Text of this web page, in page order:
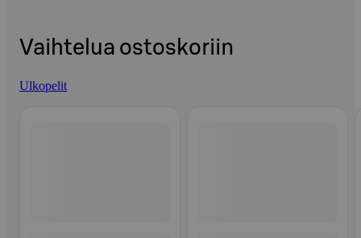
Vaihtelua ostoskoriin
Ulkopelit